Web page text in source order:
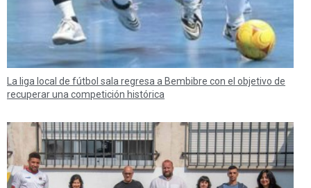
La liga local de fútbol sala regresa a Bembibre con el objetivo de
recuperar una competición histórica